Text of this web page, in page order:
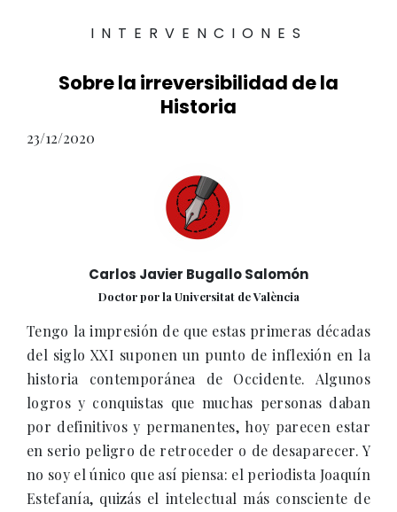
INTERVENCIONES
Sobre la irreversibilidad de la
Historia
23/12/2020
Carlos Javier Bugallo Salomón
Doctor por la Universitat de València
Tengo la impresión de que estas primeras décadas
del siglo XXI suponen un punto de inflexión en la
historia contemporánea de Occidente. Algunos
logros y conquistas que muchas personas daban
por definitivos y permanentes, hoy parecen estar
en serio peligro de retroceder o de desaparecer. Y
no soy el único que así piensa: el periodista Joaquín
Estefanía, quizás el intelectual más consciente de